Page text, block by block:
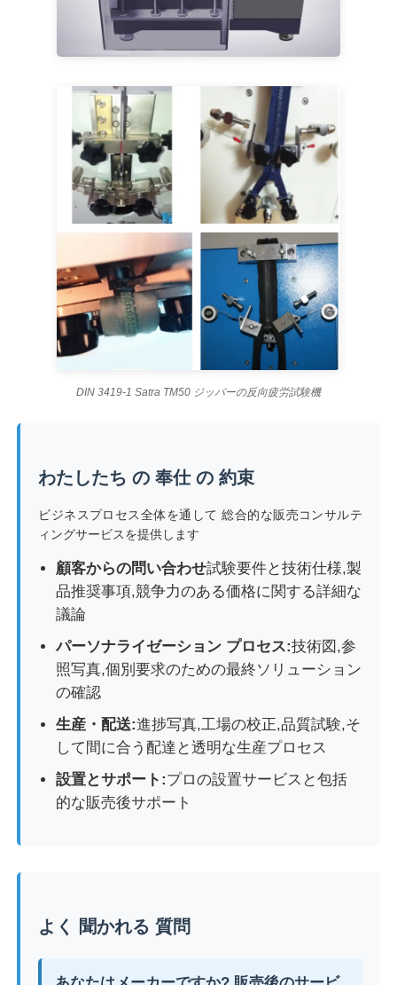
DIN 3419-1 Satra TM50 ジッパーの反向疲労試験機
わたしたち の 奉仕 の 約束
ビジネスプロセス全体を通して 総合的な販売コンサルテ
ィングサービスを提供します
顧客からの問い合わせ試験要件と技術仕様,製
品推奨事項,競争力のある価格に関する詳細な
議論
パーソナライゼーション プロセス:技術図,参
照写真,個別要求のための最終ソリューション
の確認
生産・配送:進捗写真,工場の校正,品質試験,そ
して間に合う配達と透明な生産プロセス
設置とサポート:プロの設置サービスと包括
的な販売後サポート
よく 聞かれる 質問